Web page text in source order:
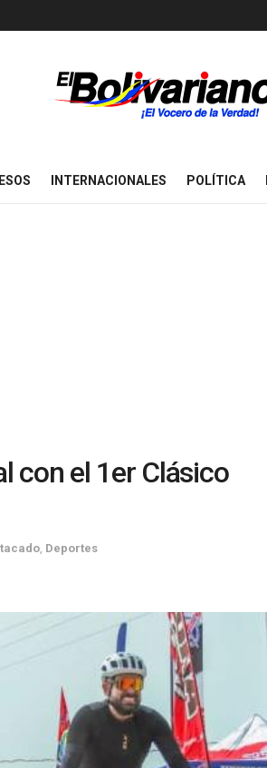
INTERNACIONALES POLÍTICA
con el 1er Clásico
Deportes